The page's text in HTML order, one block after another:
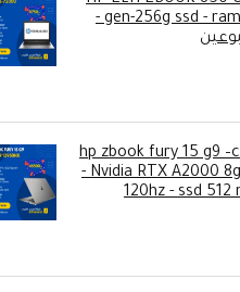
gen-256g ssd - ram 8g ddr4 - intel -
hp zbook fury 15 g9
- Nvidia RTX A2000
120hz - ssd 512